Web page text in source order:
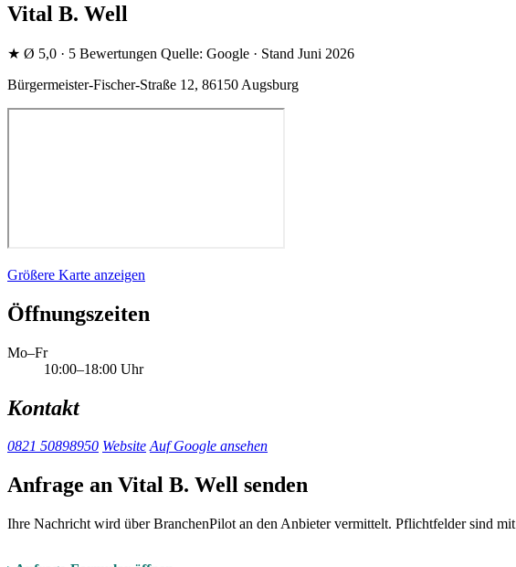
Vital B. Well
★ Ø 5,0 · 5 Bewertungen Quelle: Google · Stand Juni 2026
Bürgermeister-Fischer-Straße 12, 86150 Augsburg
Größere Karte anzeigen
Öffnungszeiten
Mo–Fr
10:00–18:00 Uhr
Kontakt
0821 50898950 Website Auf Google ansehen
Anfrage an Vital B. Well senden
Ihre Nachricht wird über BranchenPilot an den Anbieter vermittelt. Pflichtfelder sind mit